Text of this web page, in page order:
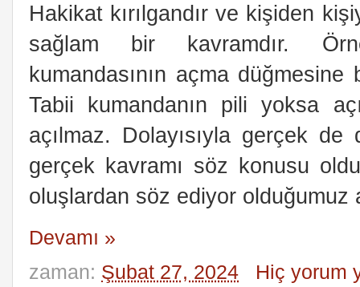
Hakikat kırılgandır ve kişiden
sağlam bir kavramdır.
kumandasının açma düğmesine
Tabii kumandanın pili yoksa
açılmaz. Dolayısıyla gerçek
gerçek kavramı söz konusu
oluşlardan söz ediyor olduğumuz
Devamı »
zaman: Şubat 27, 2024
Hiç yorum